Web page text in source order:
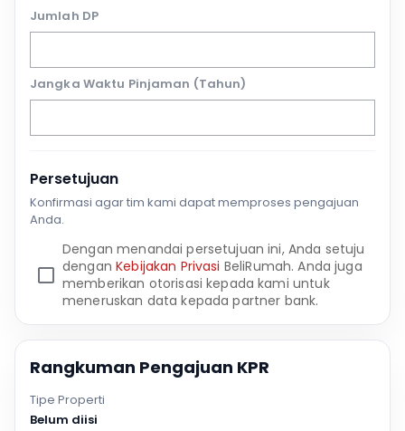
Jumlah DP
Jangka Waktu Pinjaman (Tahun)
Persetujuan
Konfirmasi agar tim kami dapat memproses pengajuan
Anda.
Dengan menandai persetujuan ini, Anda setuju
denganKebijakan Privasi BeliRumah. Anda juga
memberikan otorisasi kepada kami untuk
meneruskan data kepada partner bank.
Rangkuman Pengajuan KPR
Tipe Properti
Belum diisi